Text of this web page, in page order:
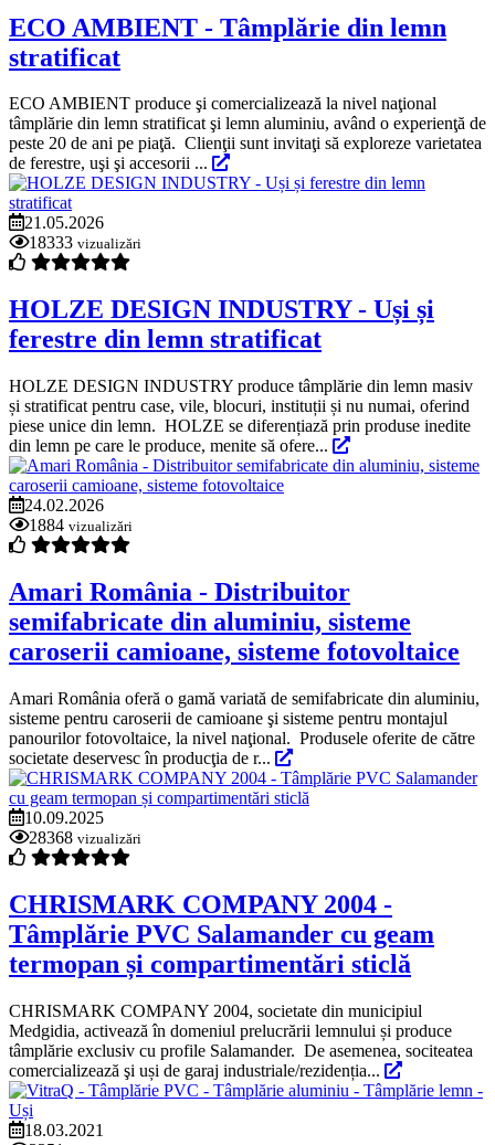
ECO AMBIENT - Tâmplărie din lemn
stratificat
ECO AMBIENT produce şi comercializează la nivel naţional
tâmplărie din lemn stratificat şi lemn aluminiu, având o experienţă de
peste 20 de ani pe piaţă. Clienţii sunt invitaţi să exploreze varietatea
de ferestre, uşi şi accesorii ...
21.05.2026
18333 vizualizări
HOLZE DESIGN INDUSTRY - Uși și
ferestre din lemn stratificat
HOLZE DESIGN INDUSTRY produce tâmplărie din lemn masiv
și stratificat pentru case, vile, blocuri, instituții și nu numai, oferind
piese unice din lemn. HOLZE se diferențiază prin produse inedite
din lemn pe care le produce, menite să ofere...
24.02.2026
1884 vizualizări
Amari România - Distribuitor
semifabricate din aluminiu, sisteme
caroserii camioane, sisteme fotovoltaice
Amari România oferă o gamă variată de semifabricate din aluminiu,
sisteme pentru caroserii de camioane şi sisteme pentru montajul
panourilor fotovoltaice, la nivel naţional. Produsele oferite de către
societate deservesc în producţia de r...
10.09.2025
28368 vizualizări
CHRISMARK COMPANY 2004 -
Tâmplărie PVC Salamander cu geam
termopan și compartimentări sticlă
CHRISMARK COMPANY 2004, societate din municipiul
Medgidia, activează în domeniul prelucrării lemnului și produce
tâmplărie exclusiv cu profile Salamander. De asemenea, sociteatea
comercializează şi uși de garaj industriale/rezidenția...
18.03.2021